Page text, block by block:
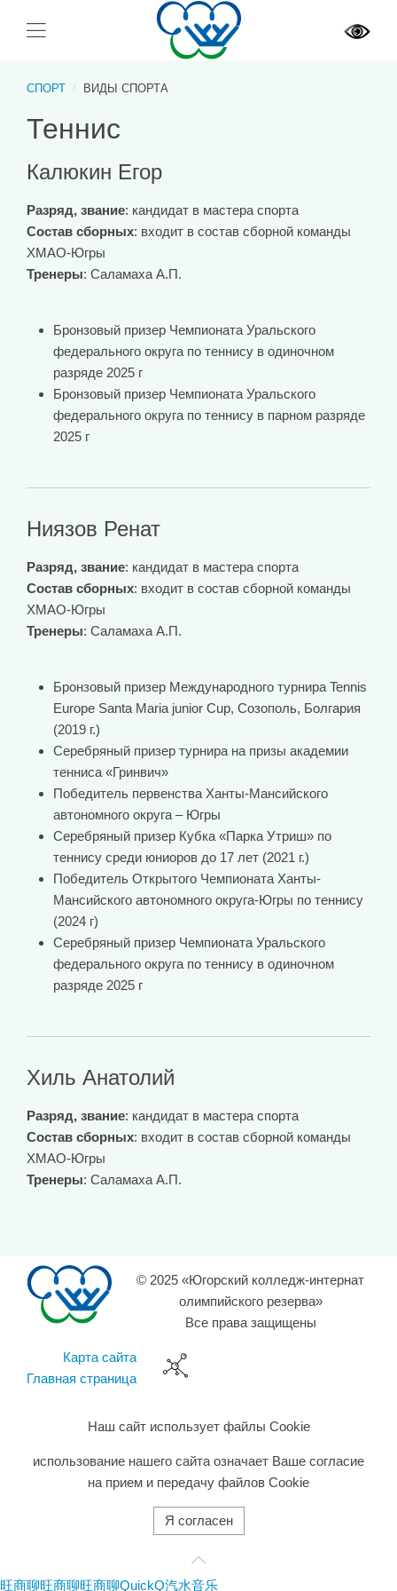
СПОРТ ВИДЫ СПОРТА
Теннис
Калюкин Егор
Разряд, звание: кандидат в мастера спорта
Состав сборных: входит в состав сборной команды
ХМАО-Югры
Тренеры: Саламаха А.П.
Бронзовый призер Чемпионата Уральского
федерального округа по теннису в одиночном
разряде 2025 г
Бронзовый призер Чемпионата Уральского
федерального округа по теннису в парном разряде
2025 г
Ниязов Ренат
Разряд, звание: кандидат в мастера спорта
Состав сборных: входит в состав сборной команды
ХМАО-Югры
Тренеры: Саламаха А.П.
Бронзовый призер Международного турнира Tennis
Europe Santa Maria junior Cup, Созополь, Болгария
(2019 г.)
Серебряный призер турнира на призы академии
тенниса «Гринвич»
Победитель первенства Ханты-Мансийского
автономного округа – Югры
Серебряный призер Кубка «Парка Утриш» по
теннису среди юниоров до 17 лет (2021 г.)
Победитель Открытого Чемпионата Ханты-
Мансийского автономного округа-Югры по теннису
(2024 г)
Серебряный призер Чемпионата Уральского
федерального округа по теннису в одиночном
разряде 2025 г
Хиль Анатолий
Разряд, звание: кандидат в мастера спорта
Состав сборных: входит в состав сборной команды
ХМАО-Югры
Тренеры: Саламаха А.П.
© 2025 «Югорский колледж-интернат
олимпийского резерва»
Все права защищены
Карта сайта
Главная страница
Наш сайт использует файлы Cookie
использование нашего сайта означает Ваше согласие
на прием и передачу файлов Cookie
Я согласен
旺商聊旺商聊旺商聊QuickQ汽水音乐